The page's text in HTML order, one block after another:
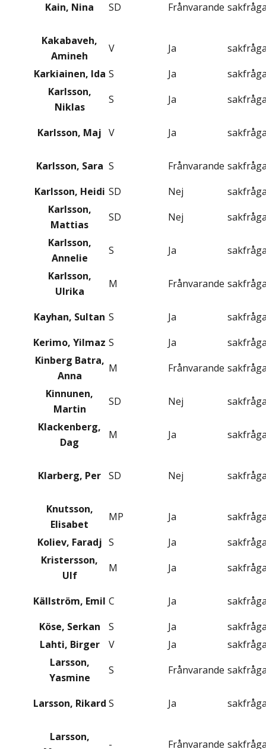
Kain, Nina SD Frånvarande
Kakabaveh,
Amineh
V Ja
Karkiainen, Ida S Ja
Karlsson,
Niklas
S Ja
Karlsson, Maj V Ja
Karlsson, Sara S Frånvarande
Karlsson, Heidi SD Nej
Karlsson,
Mattias
SD Nej
Karlsson,
Annelie
S Ja
Karlsson,
Ulrika
M Frånvarande
Kayhan, Sultan S Ja
Kerimo, Yilmaz S Ja
Kinberg Batra,
Anna
M Frånvarande
Kinnunen,
Martin
SD Nej
Klackenberg,
Dag
M Ja
Klarberg, Per SD Nej
Knutsson,
Elisabet
MP Ja
Koliev, Faradj S Ja
Kristersson,
Ulf
M Ja
Källström, Emil C Ja
Köse, Serkan
S Ja
Lahti, Birger
V Ja
Larsson,
Yasmine
S Frånvarande
Larsson, Rikard S Ja
Larsson,
- Frånvarande